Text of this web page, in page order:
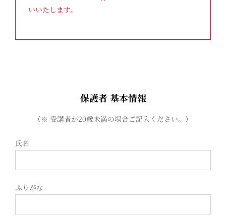
いいたします。
保護者 基本情報
（※ 受講者が20歳未満の場合ご記入ください。）
氏名
ふりがな